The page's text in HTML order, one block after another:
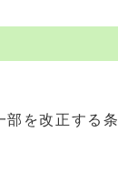
を改正する条